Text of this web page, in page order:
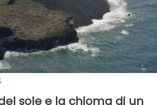
sole e la chioma di un